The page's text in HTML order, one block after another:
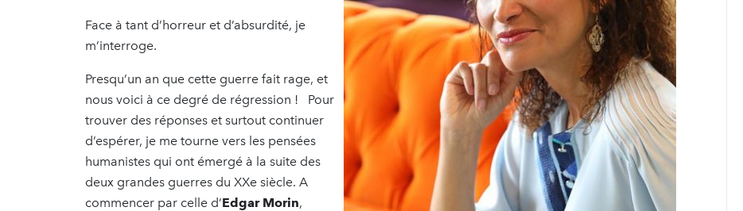
Face à tant d’horreur et d’absurdité, je
m’interroge.
Presqu’un an que cette guerre fait rage, et
nous voici à ce degré de régression ! Pour
trouver des réponses et surtout continuer
d’espérer, je me tourne vers les pensées
humanistes qui ont émergé à la suite des
deux grandes guerres du XXe siècle. A
commencer par celle d’Edgar Morin,